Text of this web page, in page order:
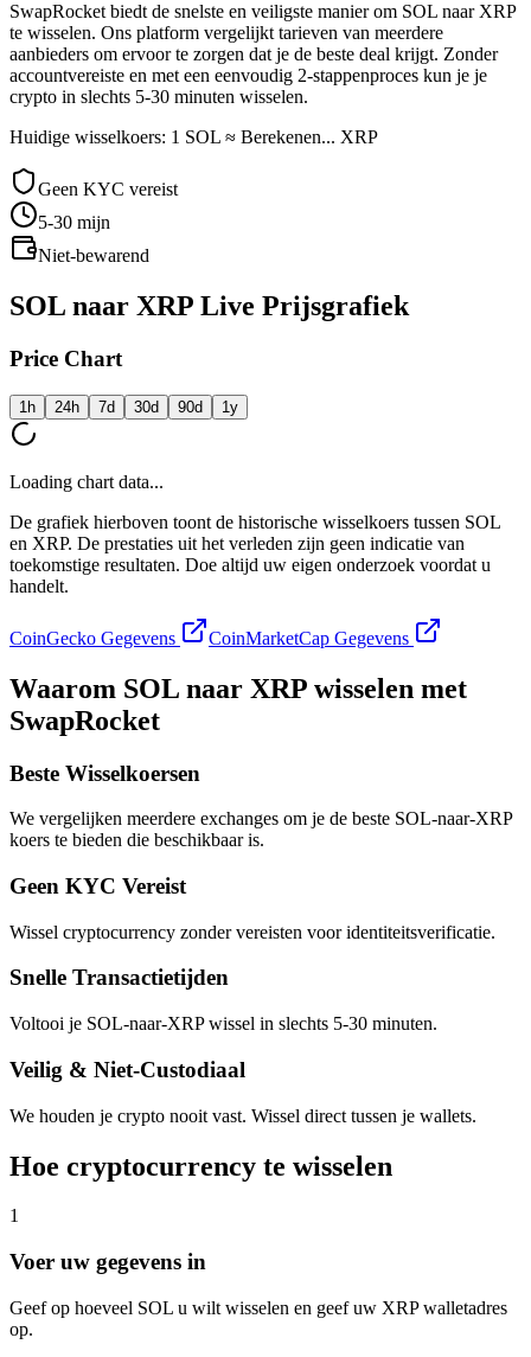
SwapRocket biedt de snelste en veiligste manier om SOL naar XRP
te wisselen. Ons platform vergelijkt tarieven van meerdere
aanbieders om ervoor te zorgen dat je de beste deal krijgt. Zonder
accountvereiste en met een eenvoudig 2-stappenproces kun je je
crypto in slechts 5-30 minuten wisselen.
Huidige wisselkoers: 1 SOL ≈ Berekenen... XRP
Geen KYC vereist
5-30 mijn
Niet-bewarend
SOL naar XRP Live Prijsgrafiek
Price Chart
1h 24h 7d 30d 90d 1y
Loading chart data...
De grafiek hierboven toont de historische wisselkoers tussen SOL
en XRP. De prestaties uit het verleden zijn geen indicatie van
toekomstige resultaten. Doe altijd uw eigen onderzoek voordat u
handelt.
CoinGecko Gegevens CoinMarketCap Gegevens
Waarom SOL naar XRP wisselen met
SwapRocket
Beste Wisselkoersen
We vergelijken meerdere exchanges om je de beste SOL-naar-XRP
koers te bieden die beschikbaar is.
Geen KYC Vereist
Wissel cryptocurrency zonder vereisten voor identiteitsverificatie.
Snelle Transactietijden
Voltooi je SOL-naar-XRP wissel in slechts 5-30 minuten.
Veilig & Niet-Custodiaal
We houden je crypto nooit vast. Wissel direct tussen je wallets.
Hoe cryptocurrency te wisselen
1
Voer uw gegevens in
Geef op hoeveel SOL u wilt wisselen en geef uw XRP walletadres
op.